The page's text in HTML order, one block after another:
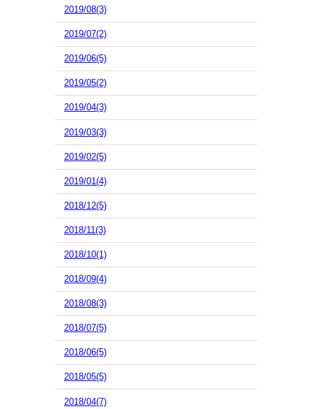
2019/08(3)
2019/07(2)
2019/06(5)
2019/05(2)
2019/04(3)
2019/03(3)
2019/02(5)
2019/01(4)
2018/12(5)
2018/11(3)
2018/10(1)
2018/09(4)
2018/08(3)
2018/07(5)
2018/06(5)
2018/05(5)
2018/04(7)